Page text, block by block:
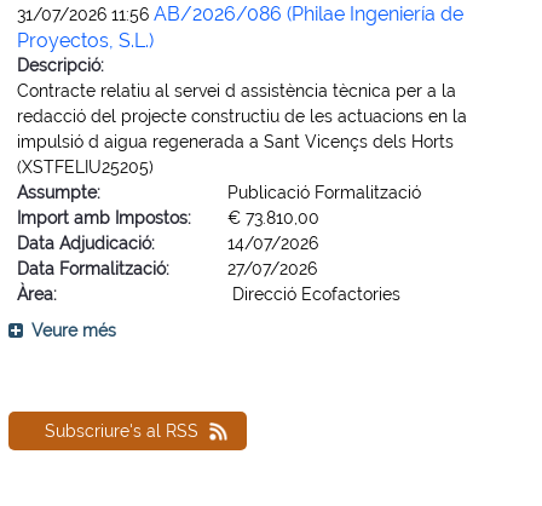
31/07/2026 11:56 AB/2026/086 (Philae Ingeniería de
Proyectos, S.L.)
Descripció:
Contracte relatiu al servei d assistència tècnica per a la
redacció del projecte constructiu de les actuacions en la
impulsió d aigua regenerada a Sant Vicençs dels Horts
(XSTFELIU25205)
Assumpte:
Publicació Formalització
Import amb Impostos:
€ 73.810,00
Data Adjudicació:
14/07/2026
Data Formalització:
27/07/2026
Àrea:
Direcció Ecofactories
Veure més
Subscriure's al RSS